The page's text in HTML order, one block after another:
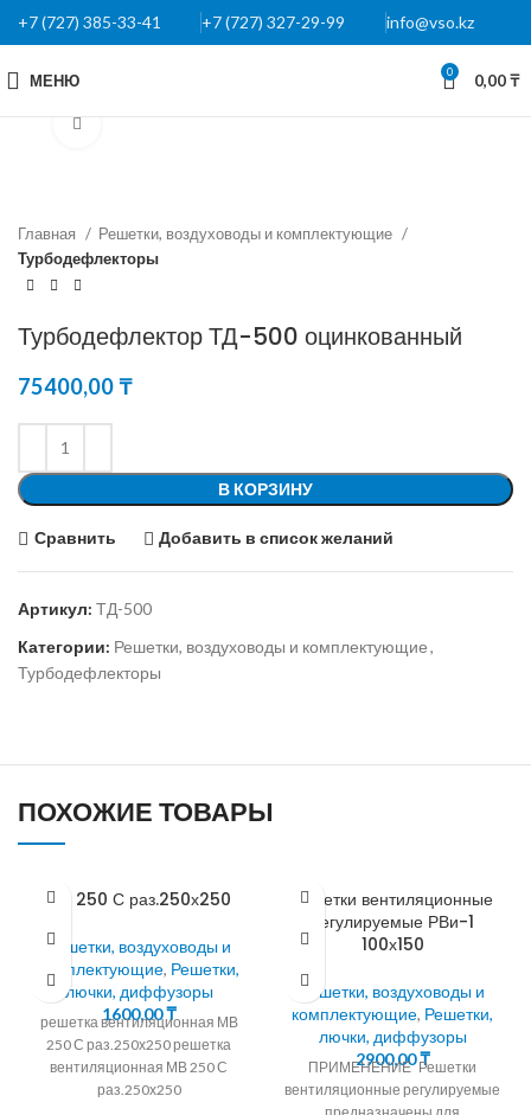
+7 (727) 385-33-41 +7 (727) 327-29-99 info@vso.kz
МЕНЮ 0 0,00₸
Главная
Решетки, воздуховоды и комплектующие
Турбодефлекторы
Турбодефлектор ТД-500 оцинкованный
75400,00₸
В КОРЗИНУ
Сравнить Добавить в список желаний
Артикул: ТД-500
Категории: Решетки, воздуховоды и комплектующие,
Турбодефлекторы
ПОХОЖИЕ ТОВАРЫ
МВ 250 С раз.250х250
Решетки, воздуховоды и
комплектующие, Решетки,
лючки, диффузоры
1600,00₸
решетка вентиляционная МВ
250 С раз.250х250 решетка
вентиляционная МВ 250 С
раз.250х250
Решетки вентиляционные
регулируемые РВи-1
100х150
Решетки, воздуховоды и
комплектующие, Решетки,
лючки, диффузоры
2900,00₸
ПРИМЕНЕНИЕ Решетки
вентиляционные регулируемые
предназначены для